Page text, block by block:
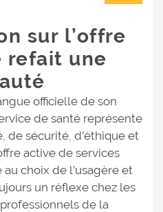
sur l’offre
refait une
officielle de son
de santé représente
de sécurité, d’éthique et
active de services
choix de l’usagère et
un réflexe chez les
de la